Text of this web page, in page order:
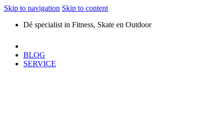
Skip to navigation Skip to content
Dé specialist in Fitness, Skate en Outdoor
BLOG
SERVICE